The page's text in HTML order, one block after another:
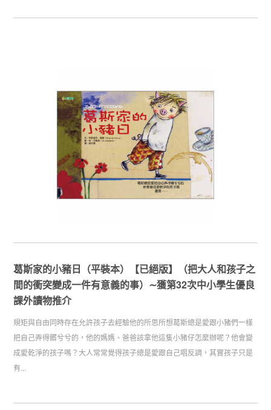
葛斯家的小豬日（平裝本）【已絕版】（把大人和孩子之
間的衝突變成一件有意義的事）∼獲第32次中小學生優良
課外讀物推介
規矩與自由同時存在允許孩子去經驗他的所思所想葛斯總是愛跟小豬們一樣
把自己弄得髒兮兮的，他的媽媽、爸爸該拿他這隻小豬仔怎麼辦呢？他會變
成愛乾淨的孩子嗎？大人常常覺得孩子總是愛跟自己唱反調，其實孩子只是
有...